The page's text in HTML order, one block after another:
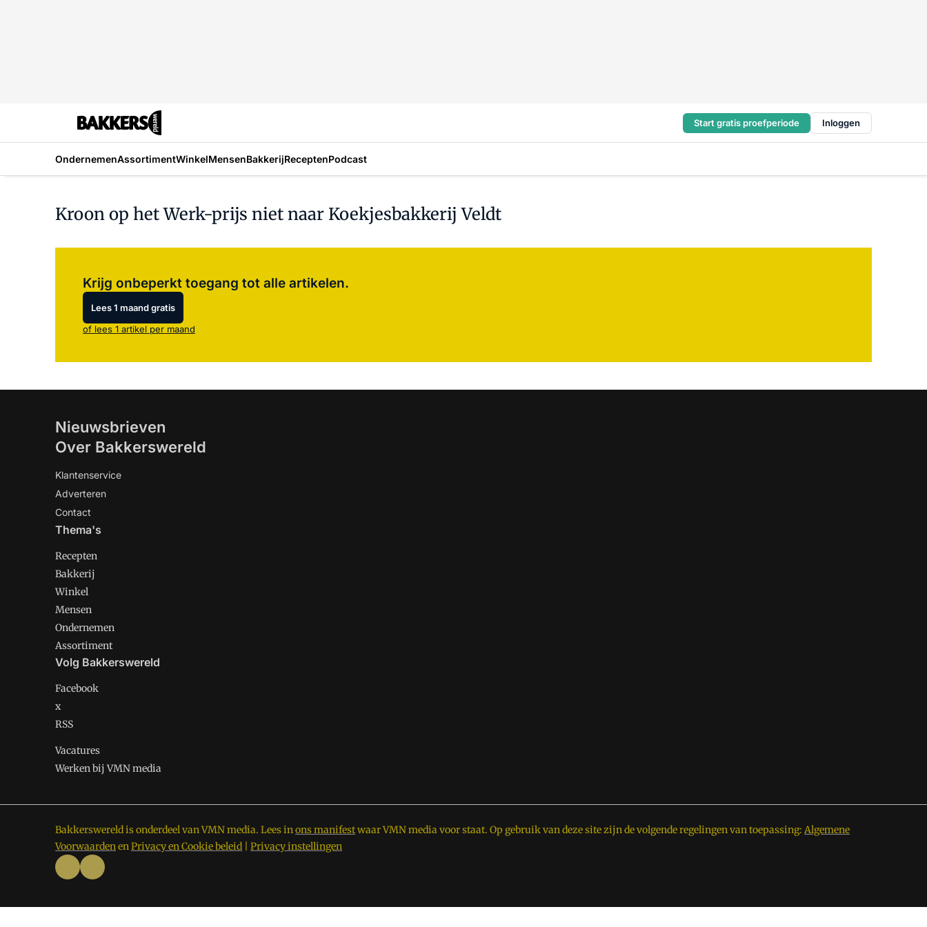
Start gratis proefperiode Inloggen
OndernemenAssortimentWinkelMensenBakkerijReceptenPodcast
Kroon op het Werk-prijs niet naar Koekjesbakkerij Veldt
Krijg onbeperkt toegang tot alle artikelen.
Lees 1 maand gratis
of lees 1 artikel per maand
Nieuwsbrieven
Over Bakkerswereld
Klantenservice
Adverteren
Contact
Thema's
Recepten
Bakkerij
Winkel
Mensen
Ondernemen
Assortiment
Volg Bakkerswereld
Facebook
x
RSS
Vacatures
Werken bij VMN media
Bakkerswereld is onderdeel van VMN media. Lees inons manifestwaar VMN media voor staat. Op gebruik van deze site zijn de volgende regelingen van toepassing: Algemene
VoorwaardenenPrivacy en Cookie beleid Privacy instellingen